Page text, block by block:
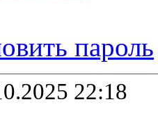
пароль
22:18